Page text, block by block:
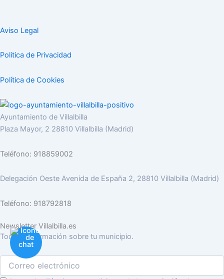
Aviso Legal
Politica de Privacidad
Política de Cookies
Ayuntamiento de Villalbilla
Plaza Mayor, 2 28810 Villalbilla (Madrid)
Teléfono: 918859002
Delegación Oeste Avenida de España 2, 28810 Villalbilla (Madrid)
Teléfono: 918792818
Newsletter Villalbilla.es
Toda la información sobre tu municipio.